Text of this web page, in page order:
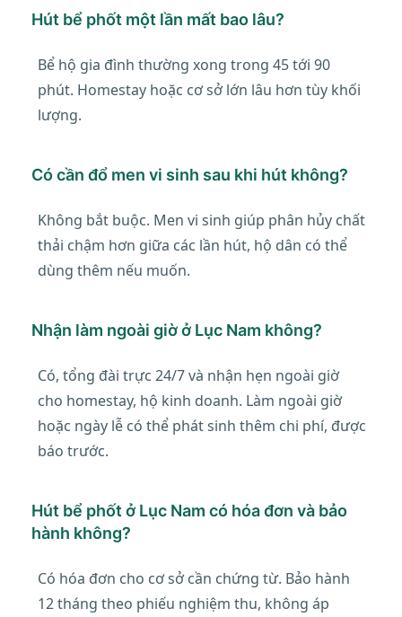
Hút bể phốt một lần mất bao lâu?
Bể hộ gia đình thường xong trong 45 tới 90
phút. Homestay hoặc cơ sở lớn lâu hơn tùy khối
lượng.
Có cần đổ men vi sinh sau khi hút không?
Không bắt buộc. Men vi sinh giúp phân hủy chất
thải chậm hơn giữa các lần hút, hộ dân có thể
dùng thêm nếu muốn.
Nhận làm ngoài giờ ở Lục Nam không?
Có, tổng đài trực 24/7 và nhận hẹn ngoài giờ
cho homestay, hộ kinh doanh. Làm ngoài giờ
hoặc ngày lễ có thể phát sinh thêm chi phí, được
báo trước.
Hút bể phốt ở Lục Nam có hóa đơn và bảo
hành không?
Có hóa đơn cho cơ sở cần chứng từ. Bảo hành
12 tháng theo phiếu nghiệm thu, không áp